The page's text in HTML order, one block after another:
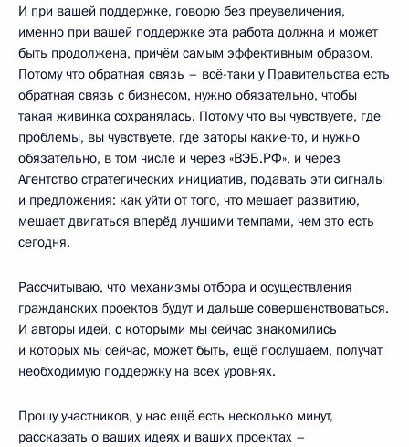
И при вашей поддержке, говорю без преувеличения,
именно при вашей поддержке эта работа должна и может
быть продолжена, причём самым эффективным образом.
Потому что обратная связь – всё-таки у Правительства есть
обратная связь с бизнесом, нужно обязательно, чтобы
такая живинка сохранялась. Потому что вы чувствуете, где
проблемы, вы чувствуете, где заторы какие-то, и нужно
обязательно, в том числе и через «ВЭБ.РФ», и через
Агентство стратегических инициатив, подавать эти сигналы
и предложения: как уйти от того, что мешает развитию,
мешает двигаться вперёд лучшими темпами, чем это есть
сегодня.
Рассчитываю, что механизмы отбора и осуществления
гражданских проектов будут и дальше совершенствоваться.
И авторы идей, с которыми мы сейчас знакомились
и которых мы сейчас, может быть, ещё послушаем, получат
необходимую поддержку на всех уровнях.
Прошу участников, у нас ещё есть несколько минут,
рассказать о ваших идеях и ваших проектах –